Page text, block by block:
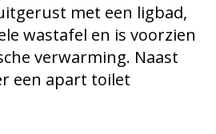
met een ligbad,
wastafel en is voorzien
verwarming. Naast
een apart toilet